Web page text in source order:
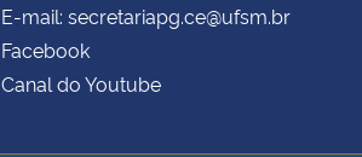
E-mail: secretariapg.ce@ufsm.br
Facebook
Canal do Youtube